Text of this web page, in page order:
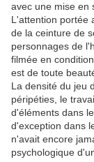
avec une mise en
L'attention portée
de la ceinture de
personnages de
filmée en
est de toute
La densité du jeu
péripéties, le
d'éléments dans
d'exception dans
n'avait encore
psychologique